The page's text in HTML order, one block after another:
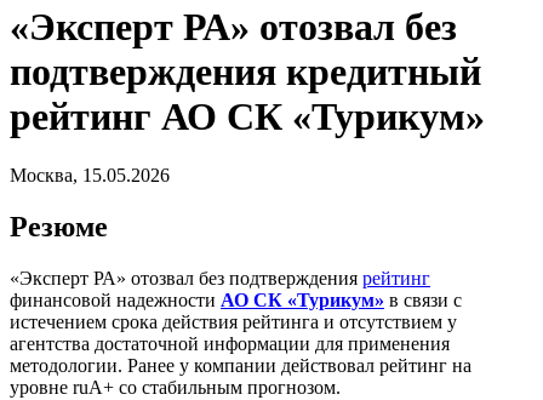
«Эксперт РА» отозвал без
подтверждения кредитный
рейтинг АО СК «Турикум»
Москва, 15.05.2026
Резюме
«Эксперт РА» отозвал без подтверждения рейтинг
финансовой надежности АО СК «Турикум» в связи с
истечением срока действия рейтинга и отсутствием у
агентства достаточной информации для применения
методологии. Ранее у компании действовал рейтинг на
уровне ruА+ со стабильным прогнозом.